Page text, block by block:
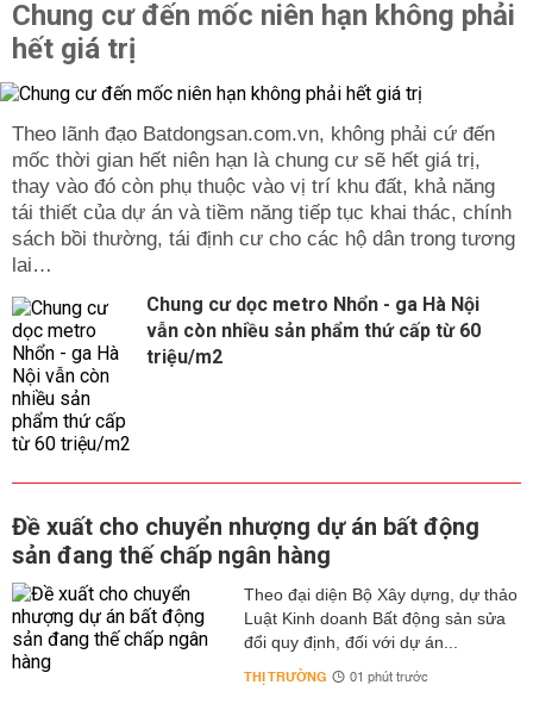
Chung cư đến mốc niên hạn không phải
hết giá trị
Theo lãnh đạo Batdongsan.com.vn, không phải cứ đến
mốc thời gian hết niên hạn là chung cư sẽ hết giá trị,
thay vào đó còn phụ thuộc vào vị trí khu đất, khả năng
tái thiết của dự án và tiềm năng tiếp tục khai thác, chính
sách bồi thường, tái định cư cho các hộ dân trong tương
lai…
Chung cư dọc metro Nhổn - ga Hà Nội
vẫn còn nhiều sản phẩm thứ cấp từ 60
triệu/m2
Đề xuất cho chuyển nhượng dự án bất động
sản đang thế chấp ngân hàng
Theo đại diện Bộ Xây dựng, dự thảo
Luật Kinh doanh Bất động sản sửa
đổi quy định, đối với dự án...
THỊ TRƯỜNG 01 phút trước